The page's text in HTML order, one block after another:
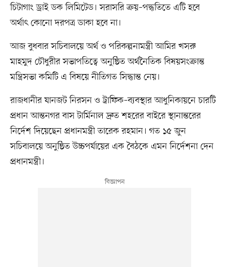
চিটাগাং ড্রাই ডক লিমিটেড। সরাসরি ক্রয়–পদ্ধতিতে এটি হবে
অর্থাৎ কোনো দরপত্র ডাকা হবে না।
আজ বুধবার সচিবালয়ে অর্থ ও পরিকল্পনামন্ত্রী আমির খসরু
মাহমুদ চৌধুরীর সভাপতিত্বে অনুষ্ঠিত অর্থনৈতিক বিষয়সংক্রান্ত
মন্ত্রিসভা কমিটি এ বিষয়ে নীতিগত সিদ্ধান্ত নেয়।
রাজধানীর যানজট নিরসন ও ট্রাফিক–ব্যবস্থার আধুনিকায়নে চারটি
প্রধান আন্তনগর বাস টার্মিনাল দ্রুত শহরের বাইরে স্থানান্তরের
নির্দেশ দিয়েছেন প্রধানমন্ত্রী তারেক রহমান। গত ১৫ জুন
সচিবালয়ে অনুষ্ঠিত উচ্চপর্যায়ের এক বৈঠকে এমন নির্দেশনা দেন
প্রধানমন্ত্রী।